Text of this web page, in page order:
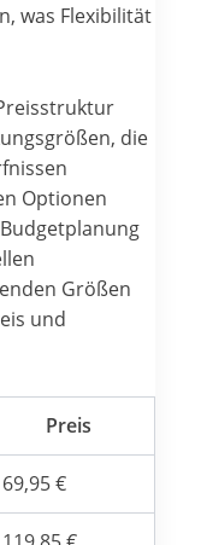
was Flexibilität
die
Optionen
Größen
und
Preis
69,95 €